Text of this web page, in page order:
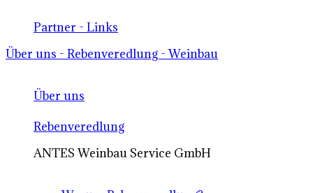
Partner - Links
Über uns - Rebenveredlung - Weinbau
Über uns
Rebenveredlung
ANTES Weinbau Service GmbH